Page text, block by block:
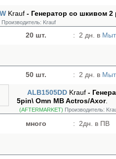
Krauf - Генератор cо шкивом 2
Производитель: Krauf
20 шт. : 2 дн. в
50 шт. : 2 дн. в
ALB1505DD Krauf-
5pin\ Omn MB Actros/Axor.
(AFTERMARKET) Производитель:
много : 2дн. в ПВ